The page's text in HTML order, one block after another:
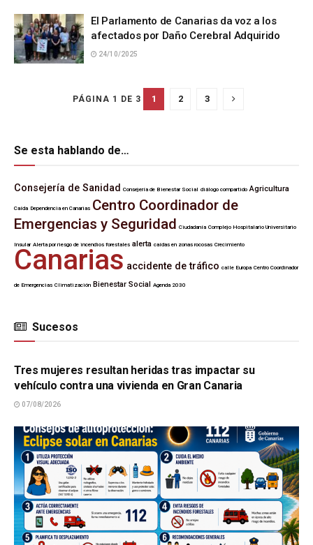
El Parlamento de Canarias da voz a los
afectados por Daño Cerebral Adquirido
24/10/2025
PÁGINA 1 DE 3 1 2 3
Se esta hablando de…
Consejería de Sanidad Consejería de Bienestar Social diálogo compartido Agricultura
Caída Dependencia en Canarias Centro Coordinador de
Emergencias y Seguridad Ciudadanía Complejo Hospitalario Universitario
Insular Alerta por riesgo de incendios forestales alerta caídas en zonas rocosas Crecimiento
Canarias accidente de tráfico calle Europa Centro Coordinador
de Emergencias Climatización Bienestar Social Agenda 2030
Sucesos
SUCESOS
Tres mujeres resultan heridas tras impactar su
vehículo contra una vivienda en Gran Canaria
07/08/2026